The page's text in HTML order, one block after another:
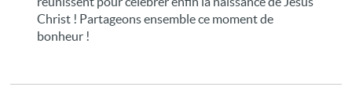
Christ ! Partageons ensemble ce moment de
bonheur !